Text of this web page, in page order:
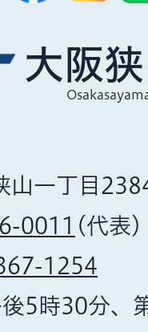
大阪
山一丁目
0011 (代表)
1254
5時30分、